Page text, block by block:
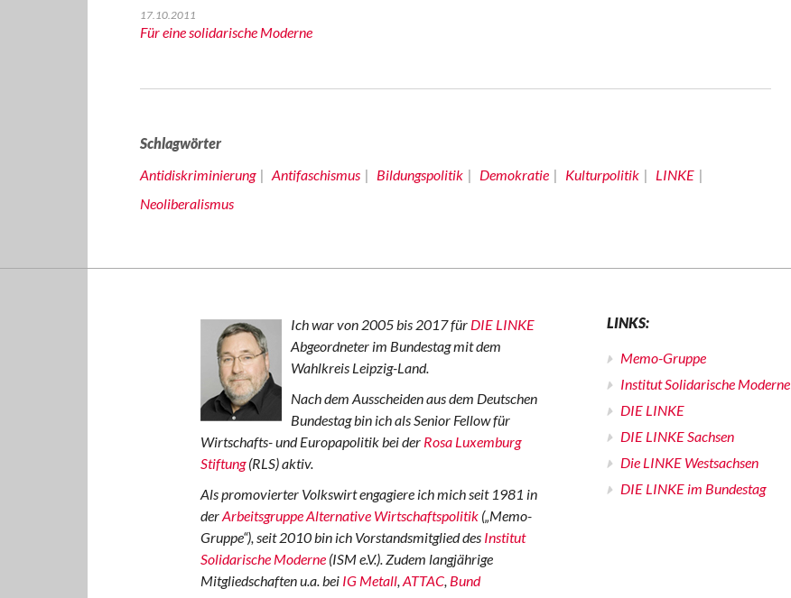
17.10.2011
Für eine solidarische Moderne
Schlagwörter
Antidiskriminierung
Antifaschismus Bildungspolitik Demokratie Kulturpolitik
LINKE
Neoliberalismus
Ich war von 2005 bis 2017 für DIE LINKE
Abgeordneter im Bundestag mit dem
Wahlkreis Leipzig-Land.
Nach dem Ausscheiden aus dem Deutschen
Bundestag bin ich als Senior Fellow für
Wirtschafts- und Europapolitik bei der Rosa Luxemburg
Stiftung(RLS) aktiv.
Als promovierter Volkswirt engagiere ich mich seit 1981 in
derArbeitsgruppe Alternative Wirtschaftspolitik („Memo-
Gruppe“), seit 2010 bin ich Vorstandsmitglied des Institut
Solidarische Moderne (ISM e.V.). Zudem langjährige
Mitgliedschaften u.a. bei IG Metall,ATTAC, Bund
LINKS:
Memo-Gruppe
Institut Solidarische Moderne
DIE LINKE
DIE LINKE Sachsen
Die LINKE Westsachsen
DIE LINKE im Bundestag